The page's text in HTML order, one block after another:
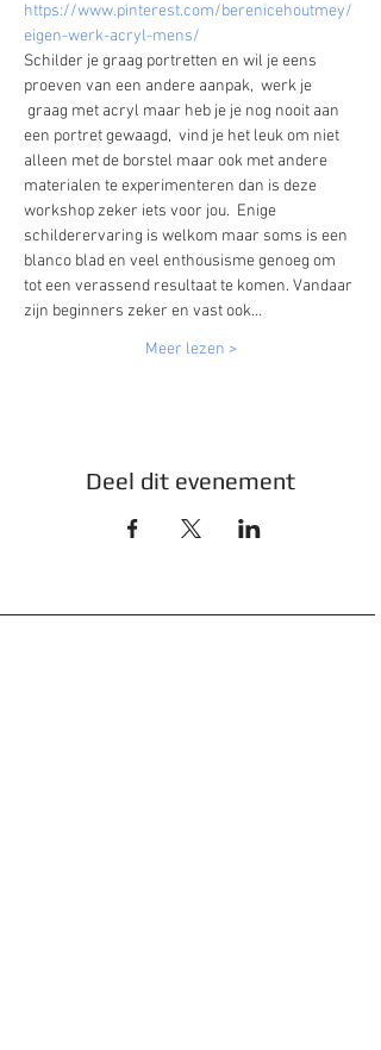
https://www.pinterest.com/berenicehoutmey/
eigen-werk-acryl-mens/
Schilder je graag portretten en wil je eens
proeven van een andere aanpak,  werk je
graag met acryl maar heb je je nog nooit aan
een portret gewaagd,  vind je het leuk om niet
alleen met de borstel maar ook met andere
materialen te experimenteren dan is deze
workshop zeker iets voor jou.  Enige
schilderervaring is welkom maar soms is een
blanco blad en veel enthousisme genoeg om
tot een verassend resultaat te komen. Vandaar
zijn beginners zeker en vast ook…
Meer lezen >
Deel dit evenement